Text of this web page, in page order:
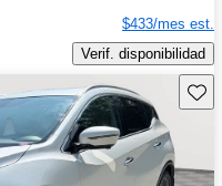
$433/mes est.
Verif. disponibilidad